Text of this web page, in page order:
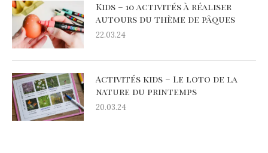
Kids – 10 activités à réaliser
autours du thème de pâques
22.03.24
Activités kids – Le loto de la
nature du printemps
20.03.24